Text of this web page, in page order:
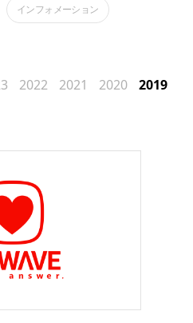
インフォメーション
2022 2021 2020
2019